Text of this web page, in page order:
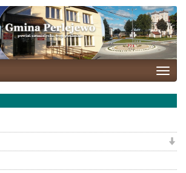
Toggle